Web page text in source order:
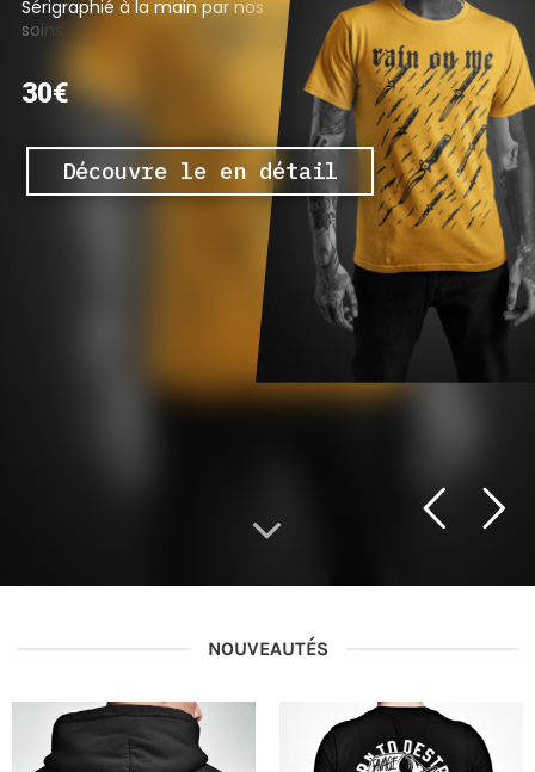
Sérigraphié à la main par nos
soin
30€
Découvre le en détail
NOUVEAUTÉS